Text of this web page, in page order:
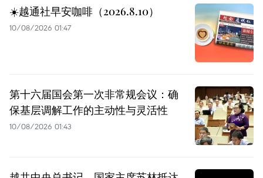
☀️越通社早安咖啡（2026.8.10）
10/08/2026 01:47
第十六届国会第一次非常规会议：确
保基层调解工作的主动性与灵活性
10/08/2026 01:43